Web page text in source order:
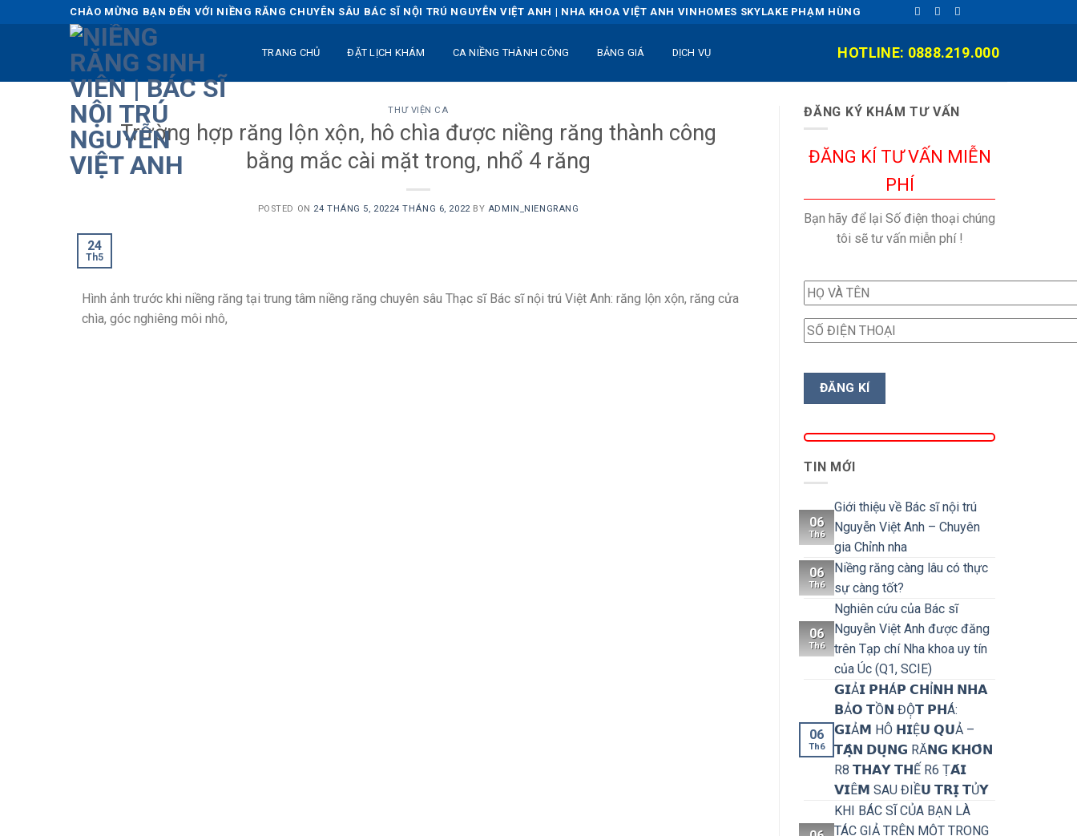
to
CHÀO MỪNG BẠN ĐẾN VỚI NIỀNG RĂNG CHUYÊN SÂU BÁC SĨ NỘI TRÚ NGUYỄN VIỆT ANH | NHA KHOA VIỆT ANH VINHOMES SKYLAKE PHẠM HÙNG
TRANG CHỦ ĐẶT LỊCH KHÁM CA NIỀNG THÀNH CÔNG BẢNG GIÁ DỊCH VỤ HOTLINE: 0888.219.000
THƯ VIỆN CA
Trường hợp răng lộn xộn, hô chìa được niềng răng thành công
bằng mắc cài mặt trong, nhổ 4 răng
POSTED ON 24 THÁNG 5, 20224 THÁNG 6, 2022 BY ADMIN_NIENGRANG
24
Th5
Hình ảnh trước khi niềng răng tại trung tâm niềng răng chuyên sâu Thạc sĩ Bác sĩ nội trú Việt Anh: răng lộn xộn, răng cửa
chìa, góc nghiêng môi nhô,
ĐĂNG KÝ KHÁM TƯ VẤN
ĐĂNG KÍ TƯ VẤN MIỄN
PHÍ
Bạn hãy để lại Số điện thoại chúng
tôi sẽ tư vấn miễn phí !
TIN MỚI
06
Th6
Giới thiệu về Bác sĩ nội trú
Nguyễn Việt Anh – Chuyên
gia Chỉnh nha
06
Th6
Niềng răng càng lâu có thực
sự càng tốt?
06
Th6
Nghiên cứu của Bác sĩ
Nguyễn Việt Anh được đăng
trên Tạp chí Nha khoa uy tín
của Úc (Q1, SCIE)
06
Th6
𝗚𝗜Ả𝗜 𝗣𝗛Á𝗣 𝗖𝗛Ỉ𝗡𝗛 𝗡𝗛𝗔
𝗕Ả𝗢 𝗧Ồ𝗡 ĐỘ̣𝗧 𝗣𝗛Á:
𝗚𝗜Ả𝗠 HÔ 𝗛𝗜Ệ𝗨 𝗤𝗨Ả –
𝗧𝗔̣̂𝗡 𝗗𝗨̣𝗡𝗚 RĂ𝗡𝗚 𝗞𝗛𝗢̂𝗡
R8 𝗧𝗛𝗔𝗬 𝗧𝗛Ế R6 Ṭ𝗔́𝗜
𝗩𝗜Ê𝗠 SAU ĐIỀ𝗨 𝗧𝗥𝗜̣ 𝗧Ủ𝗬
KHI BÁC SĨ CỦA BẠN LÀ
TÁC GIẢ TRÊN MỘT TRONG